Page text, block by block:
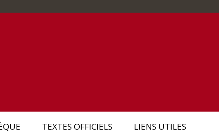
TEXTES OFFICIELS LIENS UTILES